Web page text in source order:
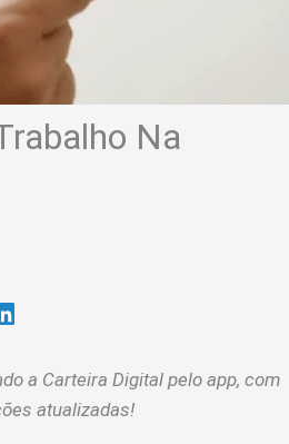
Na
a Carteira Digital pelo app, com
atualizadas!